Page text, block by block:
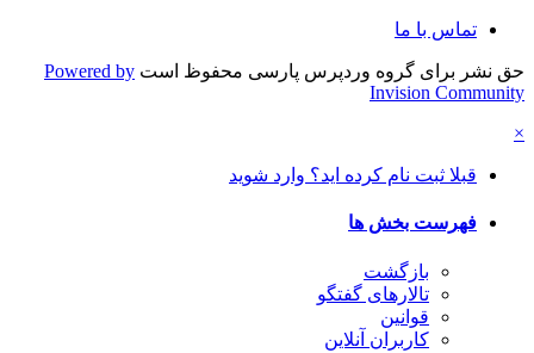
تماس با ما
حق نشر برای گروه وردپرس پارسی محفوظ است Powered by
Invision Community
×
قبلا ثبت نام کرده اید؟ وارد شوید
فهرست بخش ها
بازگشت
تالارهای گفتگو
قوانین
کاربران آنلاین